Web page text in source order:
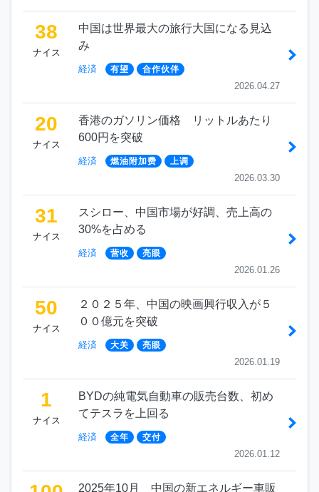
38
ナイス
中国は世界最大の旅行大国になる見込
み
経済 有望 合作伙伴
2026.04.27
20
ナイス
香港のガソリン価格 リットルあたり
600円を突破
経済 燃油附加费 上调
2026.03.30
31
ナイス
スシロー、中国市場が好調、売上高の
30%を占める
経済 营收 亮眼
2026.01.26
50
ナイス
２０２５年、中国の映画興行収入が５
００億元を突破
経済 大关 亮眼
2026.01.19
1
ナイス
BYDの純電気自動車の販売台数、初め
てテスラを上回る
経済 全年 交付
2026.01.12
2025年10月 中国の新エネルギー車販